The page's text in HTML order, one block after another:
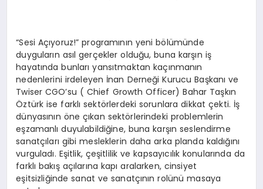
“Sesi Açıyoruz!” programının yeni bölümünde
duyguların asıl gerçekler olduğu, buna karşın iş
hayatında bunları yansıtmaktan kaçınmanın
nedenlerini irdeleyen İnan Derneği Kurucu Başkanı ve
Twiser CGO’su ( Chief Growth Officer) Bahar Taşkın
Öztürk ise farklı sektörlerdeki sorunlara dikkat çekti. İş
dünyasının öne çıkan sektörlerindeki problemlerin
eşzamanlı duyulabildiğine, buna karşın seslendirme
sanatçıları gibi mesleklerin daha arka planda kaldığını
vurguladı. Eşitlik, çeşitlilik ve kapsayıcılık konularında da
farklı bakış açılarına kapı aralarken, cinsiyet
eşitsizliğinde sanat ve sanatçının rolünü masaya